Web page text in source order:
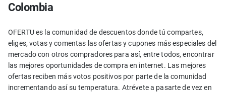
Colombia
OFERTU es la comunidad de descuentos donde tú compartes,
eliges, votas y comentas las ofertas y cupones más especiales del
mercado con otros compradores para así, entre todos, encontrar
las mejores oportunidades de compra en internet. Las mejores
ofertas reciben más votos positivos por parte de la comunidad
incrementando así su temperatura. Atrévete a pasarte de vez en